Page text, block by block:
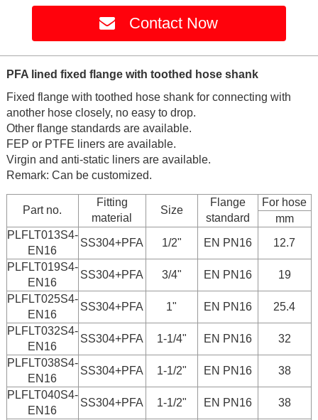
Contact Now
PFA lined fixed flange with toothed hose shank
Fixed flange with toothed hose shank for connecting with
another hose closely, no easy to drop.
Other flange standards are available.
FEP or PTFE liners are available.
Virgin and anti-static liners are available.
Remark: Can be customized.
Part no.
Fitting
material
Size
Flange
standard
For hose
mm
PLFLT013S4-
EN16
SS304+PFA 1/2" EN PN16
12.7
PLFLT019S4-
EN16
SS304+PFA 3/4" EN PN16
19
PLFLT025S4-
EN16
SS304+PFA 1" EN PN16
25.4
PLFLT032S4-
EN16
SS304+PFA 1-1/4" EN PN16
32
PLFLT038S4-
EN16
SS304+PFA 1-1/2" EN PN16
38
PLFLT040S4-
EN16
SS304+PFA 1-1/2" EN PN16
38